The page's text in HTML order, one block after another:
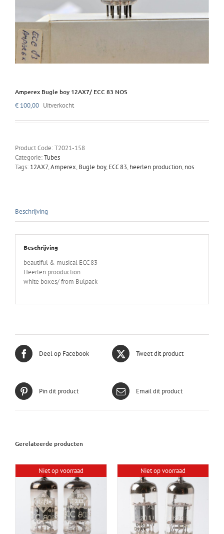
Amperex Bugle boy 12AX7/ ECC 83 NOS
€ 100,00 Uitverkocht
Product Code:T2021-158
Categorie:Tubes
Tags: 12AX7,Amperex, Bugle boy, ECC 83, heerlen production, nos
Beschrijving
Beschrijving
beautiful & musical ECC 83
Heerlen prooduction
white boxes/ from Bulpack
Deel op Facebook Tweet dit product
Pin dit product Email dit product
Gerelateerde producten
Niet op voorraad Niet op voorraad